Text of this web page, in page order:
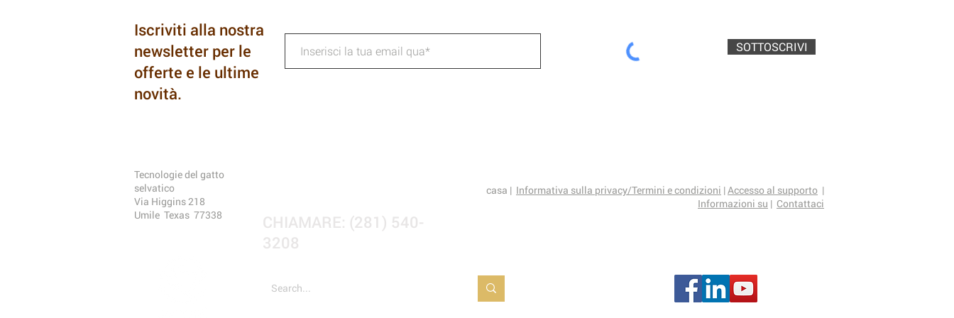
Iscriviti alla nostra
newsletter per le
offerte e le ultime
novità.
SOTTOSCRIVI
Tecnologie del gatto
selvatico
Via Higgins 218
Umile Texas 77338
casa | Informativa sulla privacy/Termini e condizioni |Accesso al supporto |
Informazioni su | Contattaci
CHIAMARE: (281) 540-
3208